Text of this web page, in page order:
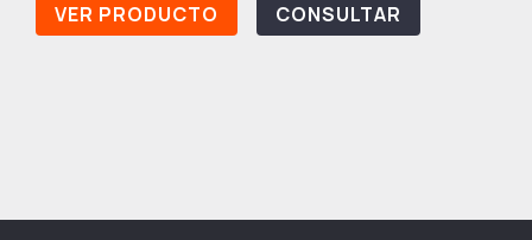
VER PRODUCTO CONSULTAR